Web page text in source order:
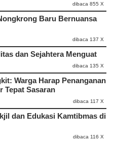
dibaca 855 X
Baru Bernuansa
dibaca 137 X
dan Sejahtera Menguat
dibaca 135 X
Warga Harap Penanganan
Tepat Sasaran
dibaca 117 X
dan Edukasi Kamtibmas di
dibaca 116 X